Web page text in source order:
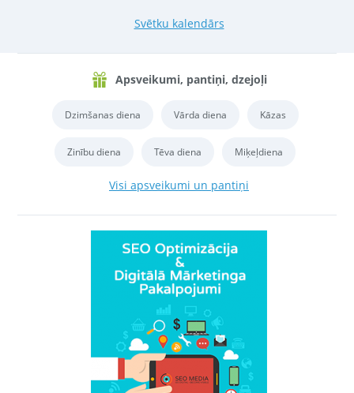
Svētku kalendārs
Apsveikumi, pantiņi, dzejoļi
Dzimšanas diena Vārda diena Kāzas
Zinību diena Tēva diena Miķeļdiena
Visi apsveikumi un pantiņi